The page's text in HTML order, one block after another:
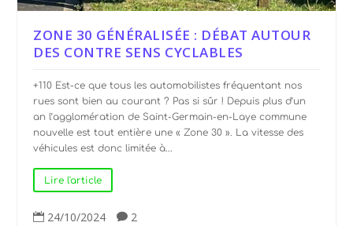
ZONE 30 GÉNÉRALISÉE : DÉBAT AUTOUR
DES CONTRE SENS CYCLABLES
+110 Est-ce que tous les automobilistes fréquentant nos
rues sont bien au courant ? Pas si sûr ! Depuis plus d’un
an l’agglomération de Saint-Germain-en-Laye commune
nouvelle est tout entière une « Zone 30 ». La vitesse des
véhicules est donc limitée à...
Lire l'article
 24/10/2024  2